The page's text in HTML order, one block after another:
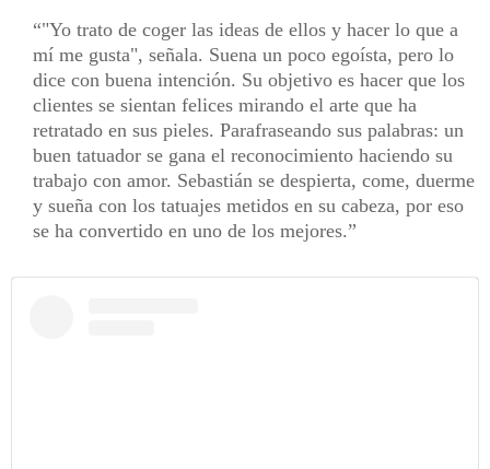
"Yo trato de coger las ideas de ellos y hacer lo que a
mí me gusta", señala. Suena un poco egoísta, pero lo
dice con buena intención. Su objetivo es hacer que los
clientes se sientan felices mirando el arte que ha
retratado en sus pieles. Parafraseando sus palabras: un
buen tatuador se gana el reconocimiento haciendo su
trabajo con amor. Sebastián se despierta, come, duerme
y sueña con los tatuajes metidos en su cabeza, por eso
se ha convertido en uno de los mejores.